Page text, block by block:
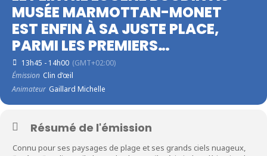
MUSÉE MARMOTTAN-MONET
EST ENFIN À SA JUSTE PLACE,
PARMI LES PREMIERS…
13h45 - 14h00 (GMT+02:00)
Émission Clin d’œil
Animateur Gaillard Michelle
Résumé de l'émission
Connu pour ses paysages de plage et ses grands ciels nuageux,